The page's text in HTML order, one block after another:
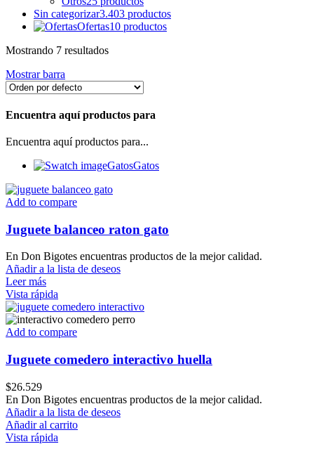
Sin categorizar3.403 productos
Ofertas10 productos
Mostrando 7 resultados
Mostrar barra
Encuentra aquí productos para
Encuentra aquí productos para...
GatosGatos
Add to compare
Juguete balanceo raton gato
En Don Bigotes encuentras productos de la mejor calidad.
Añadir a la lista de deseos
Leer más
Vista rápida
Add to compare
Juguete comedero interactivo huella
$26.529
En Don Bigotes encuentras productos de la mejor calidad.
Añadir a la lista de deseos
Añadir al carrito
Vista rápida